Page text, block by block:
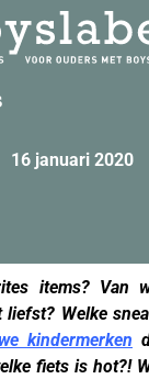
16 januari 2020
items?Van
Welke
kindermerken
fiets is hot?!